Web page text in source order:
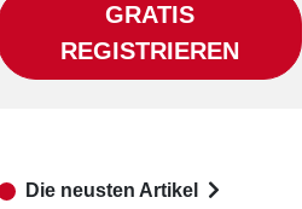
GRATIS
REGISTRIEREN
Die neusten Artikel